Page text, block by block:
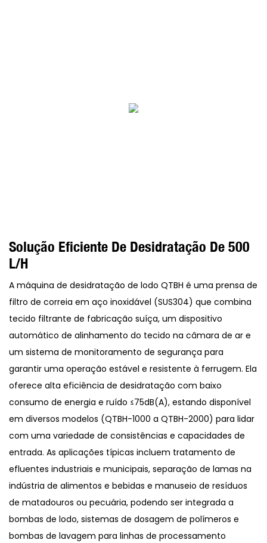
Solução Eficiente De Desidratação De 500
L/h
A máquina de desidratação de lodo QTBH é uma prensa de
filtro de correia em aço inoxidável (SUS304) que combina
tecido filtrante de fabricação suíça, um dispositivo
automático de alinhamento do tecido na câmara de ar e
um sistema de monitoramento de segurança para
garantir uma operação estável e resistente à ferrugem. Ela
oferece alta eficiência de desidratação com baixo
consumo de energia e ruído ≤75dB(A), estando disponível
em diversos modelos (QTBH-1000 a QTBH-2000) para lidar
com uma variedade de consistências e capacidades de
entrada. As aplicações típicas incluem tratamento de
efluentes industriais e municipais, separação de lamas na
indústria de alimentos e bebidas e manuseio de resíduos
de matadouros ou pecuária, podendo ser integrada a
bombas de lodo, sistemas de dosagem de polímeros e
bombas de lavagem para linhas de processamento